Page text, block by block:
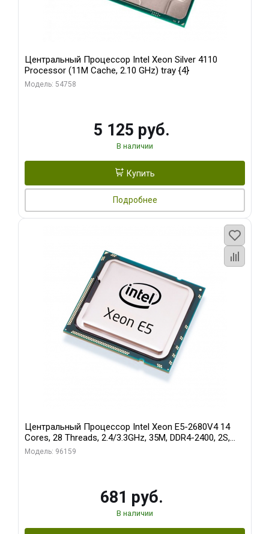
Центральный Процессор Intel Xeon Silver 4110
Processor (11M Cache, 2.10 GHz) tray {4}
Модель: 54758
5 125 руб.
В наличии
Купить
Подробнее
Центральный Процессор Intel Xeon E5-2680V4 14
Cores, 28 Threads, 2.4/3.3GHz, 35M, DDR4-2400, 2S,
120W Pull Tray (БУ)
Модель: 96159
681 руб.
В наличии